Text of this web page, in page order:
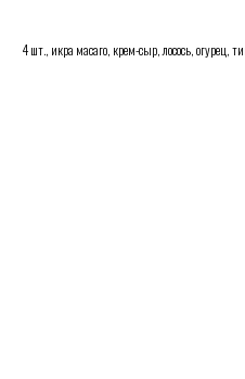
4 шт., икра масаго, крем-сыр, лосось, огурец,